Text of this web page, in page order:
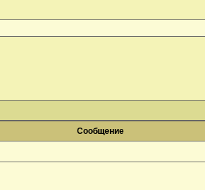
Сообщение